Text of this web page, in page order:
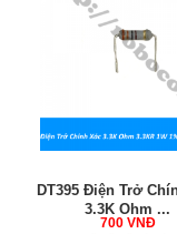
DT395 Điện Trở
3.3K Ohm ...
700 VNĐ